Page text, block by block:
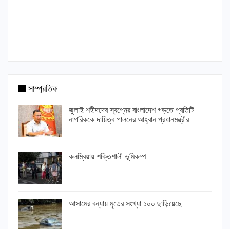
সাম্প্রতিক
জুলাই শহীদদের স্বপ্নের বাংলাদেশ গড়তে প্রতিটি
নাগরিককে দায়িত্ব পালনের আহ্বান প্রধানমন্ত্রীর
কলম্বিয়ায় শক্তিশালী ভূমিকম্প
আসামের বন্যায় মৃতের সংখ্যা ১০০ ছাড়িয়েছে